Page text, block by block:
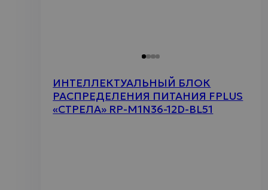
ИНТЕЛЛЕКТУАЛЬНЫЙ БЛОК
РАСПРЕДЕЛЕНИЯ ПИТАНИЯ FPLUS
«СТРЕЛА» RP-M1N36-12D-BL51